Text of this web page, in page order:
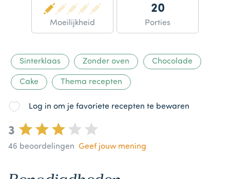
Moeilijkheid
20
Porties
Sinterklaas Zonder oven Chocolade
Cake Thema recepten
Log in om je favoriete recepten te bewaren
3
46 beoordelingen Geef jouw mening